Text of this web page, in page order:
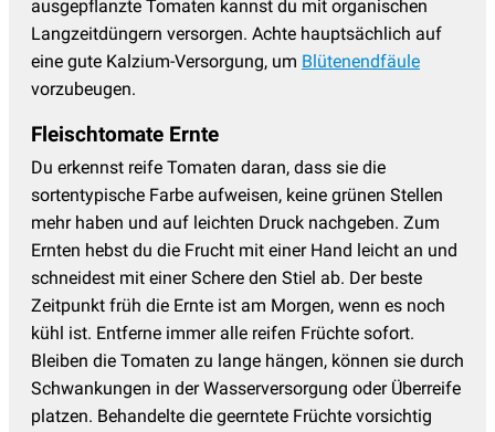
ausgepflanzte Tomaten kannst du mit organischen
Langzeitdüngern versorgen. Achte hauptsächlich auf
eine gute Kalzium-Versorgung, um Blütenendfäule
vorzubeugen.
Fleischtomate Ernte
Du erkennst reife Tomaten daran, dass sie die
sortentypische Farbe aufweisen, keine grünen Stellen
mehr haben und auf leichten Druck nachgeben. Zum
Ernten hebst du die Frucht mit einer Hand leicht an und
schneidest mit einer Schere den Stiel ab. Der beste
Zeitpunkt früh die Ernte ist am Morgen, wenn es noch
kühl ist. Entferne immer alle reifen Früchte sofort.
Bleiben die Tomaten zu lange hängen, können sie durch
Schwankungen in der Wasserversorgung oder Überreife
platzen. Behandelte die geerntete Früchte vorsichtig